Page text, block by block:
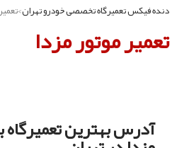
دنده فیکس تعمیرگاه تخصصی خودرو تهران>
تعمیر موتور مزدا
آدرس بهترین تعمیرگاه